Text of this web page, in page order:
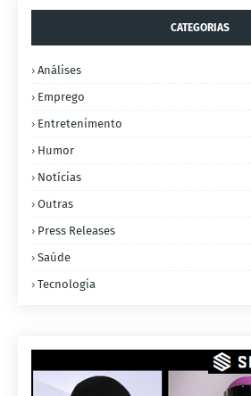
CATEGORIAS
Análises
Emprego
Entretenimento
Humor
Notícias
Outras
Press Releases
Saúde
Tecnologia